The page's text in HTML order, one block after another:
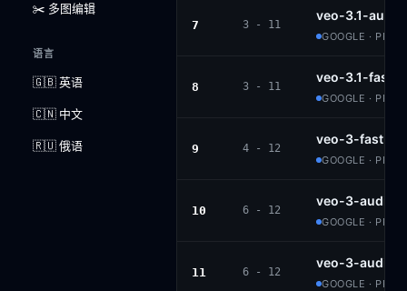
✂️ 多图编辑
语言
🇬🇧 英语
🇨🇳 中文
🇷🇺 俄语
7 3 - 11
veo-3.1-audio
GOOGLE ·
8 3 - 11
veo-3.1-fast-
GOOGLE ·
9 4 - 12
veo-3-fast-
GOOGLE ·
10 6 - 12
veo-3-audio
GOOGLE ·
11 6 - 12
veo-3-audio
GOOGLE ·